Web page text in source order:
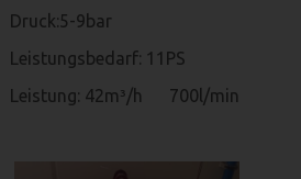
Druck:5-9bar
Leistungsbedarf: 11PS
Leistung: 42m³/h 700l/min